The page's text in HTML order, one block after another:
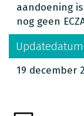
aandoening
nog geen
Updatedatum
19 december